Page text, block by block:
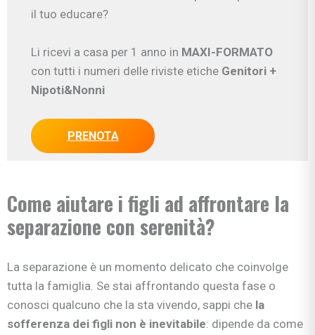
il tuo educare?
Li ricevi a casa per 1 anno in MAXI-FORMATO
con tutti i numeri delle riviste etiche Genitori +
Nipoti&Nonni
PRENOTA
Come aiutare i figli ad affrontare la
separazione con serenità?
La separazione è un momento delicato che coinvolge
tutta la famiglia. Se stai affrontando questa fase o
conosci qualcuno che la sta vivendo, sappi che la
sofferenza dei figli non è inevitabile: dipende da come